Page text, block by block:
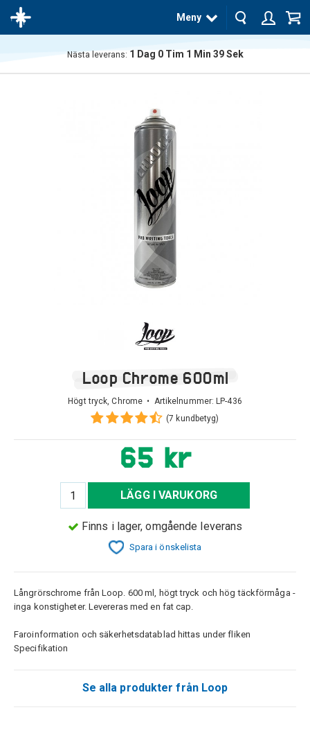
Meny
Nästa leverans: 1 Dag 0Tim 1 Min 38Sek
Loop Chrome 600ml
Högt tryck, Chrome • Artikelnummer: LP-436
(7 kundbetyg)
65 kr
LÄGG I VARUKORG
Finns i lager, omgående leverans
Spara i önskelista
Långrörschrome från Loop. 600 ml, högt tryck och hög täckförmåga -
inga konstigheter. Levereras med en fat cap.
Faroinformation och säkerhetsdatablad hittas under fliken
Specifikation
Se alla produkter från Loop